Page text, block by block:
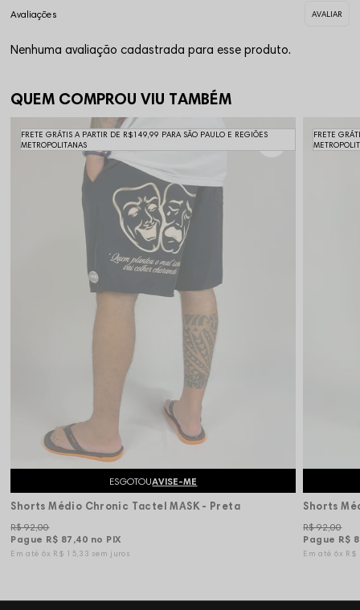
Nenhuma avaliação cadastrada para esse produto.
QUEM COMPROU VIU TAMBÉM
FRETE GRÁTIS A PARTIR DE R$149,99 PARA SÃO PAULO E REGIÕES
METROPOLITANAS
ESGOTOUAVISE-ME
Shorts Médio Chronic Tactel MASK - Preta
Pague R$ 87,40 no PIX
R$ 92,00
6x R$ 15,33 sem juros
FRETE
Pague R$
R$ 92,00
6x R$